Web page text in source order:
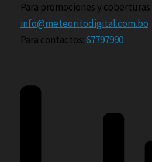
Para promociones y coberturas:
info@meteoritodigital.com.bo
Para contactos:67797990